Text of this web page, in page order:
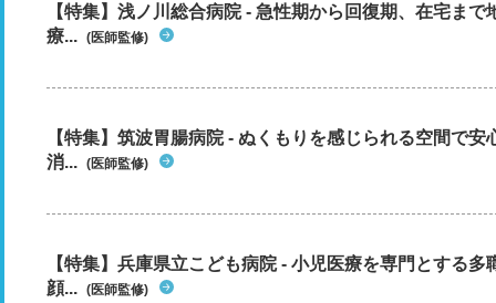
【特集】浅ノ川総合病院 - 急性期から回復期、在宅ま
療... (医師監修)
【特集】筑波胃腸病院 - ぬくもりを感じられる空間で
消... (医師監修)
【特集】兵庫県立こども病院 - 小児医療を専門とする
顔... (医師監修)